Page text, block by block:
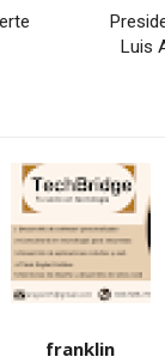
Luis
franklin